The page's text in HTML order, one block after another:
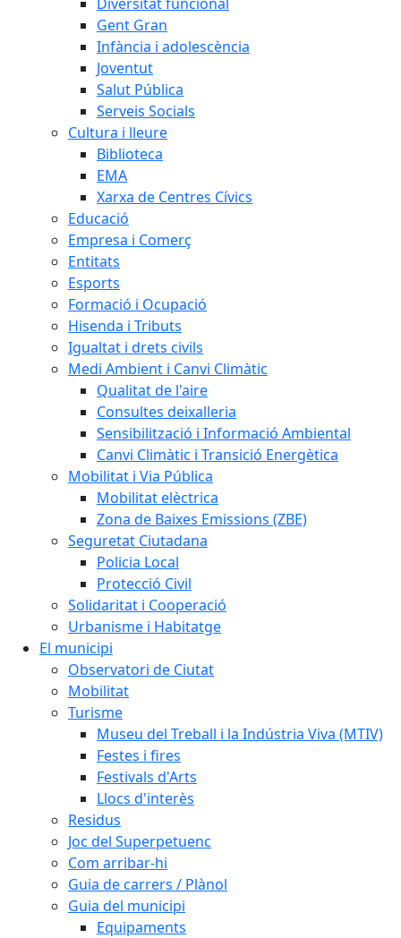
Gent Gran
Infància i adolescència
Joventut
Salut Pública
Serveis Socials
Cultura i lleure
Biblioteca
EMA
Xarxa de Centres Cívics
Educació
Empresa i Comerç
Entitats
Esports
Formació i Ocupació
Hisenda i Tributs
Igualtat i drets civils
Medi Ambient i Canvi Climàtic
Qualitat de l'aire
Consultes deixalleria
Sensibilització i Informació Ambiental
Canvi Climàtic i Transició Energètica
Mobilitat i Via Pública
Mobilitat elèctrica
Zona de Baixes Emissions (ZBE)
Seguretat Ciutadana
Policia Local
Protecció Civil
Solidaritat i Cooperació
Urbanisme i Habitatge
El municipi
Observatori de Ciutat
Mobilitat
Turisme
Museu del Treball i la Indústria Viva (MTIV)
Festes i fires
Festivals d'Arts
Llocs d'interès
Residus
Joc del Superpetuenc
Com arribar-hi
Guia de carrers / Plànol
Guia del municipi
Equipaments